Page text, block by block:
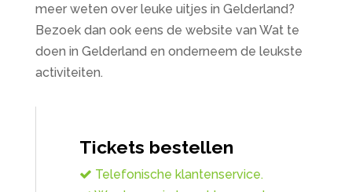
meer weten over leuke uitjes in Gelderland?
Bezoek dan ook eens de website van Wat te
doen in Gelderland en onderneem de leukste
activiteiten.
Tickets bestellen
Telefonische klantenservice.